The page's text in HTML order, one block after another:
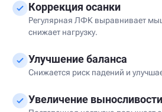
Коррекция осанки
Регулярная ЛФК выравнивает
снижает нагрузку.
Улучшение баланса
Снижается риск падений и
Увеличение выносливости